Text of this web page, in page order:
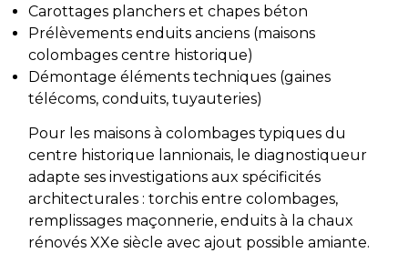
Carottages planchers et chapes béton
Prélèvements enduits anciens (maisons
colombages centre historique)
Démontage éléments techniques (gaines
télécoms, conduits, tuyauteries)
Pour les maisons à colombages typiques du
centre historique lannionais, le diagnostiqueur
adapte ses investigations aux spécificités
architecturales : torchis entre colombages,
remplissages maçonnerie, enduits à la chaux
rénovés XXe siècle avec ajout possible amiante.